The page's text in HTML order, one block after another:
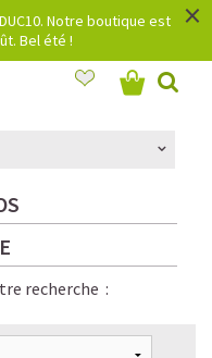
Notre boutique est
Bel été !
×
recherche :